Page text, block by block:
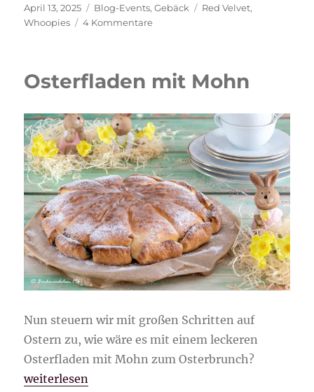
Veröffentlicht
am
April 13, 2025 Kategorien
Blog-Events,Gebäck Schlagwörter
Red Velvet,
Whoopies
4 Kommentarezu
Osterfladen mit Mohn
Nun steuern wir mit großen Schritten auf
Ostern zu, wie wäre es mit einem leckeren
Osterfladen mit Mohn zum Osterbrunch?
„Osterfladen mit Mohn“
weiterlesen